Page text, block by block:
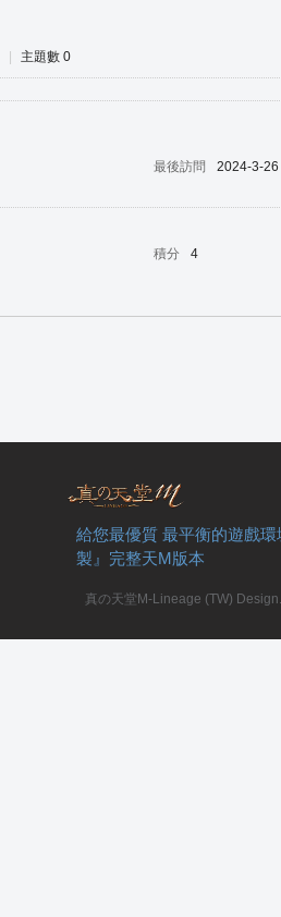
主題數 0
最後訪問
2024-3-
積分
4
給您最優質 最平衡的遊戲
製』完整天M版本
真の天堂M-Lineage (TW)